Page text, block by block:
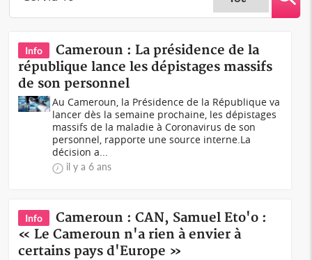
Info
Cameroun : La présidence de la
république lance les dépistages massifs
de son personnel
Au Cameroun, la Présidence de la République va
lancer dès la semaine prochaine, les dépistages
massifs de la maladie à Coronavirus de son
personnel, rapporte une source interne.La
décision a...
il y a 6 ans
Info
Cameroun : CAN, Samuel Eto'o :
« Le Cameroun n'a rien à envier à
certains pays d'Europe »